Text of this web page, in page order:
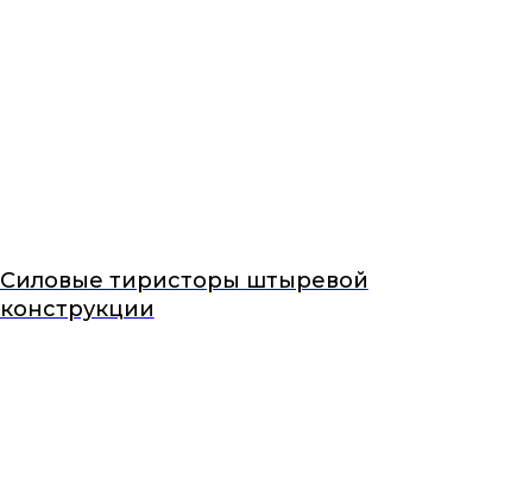
Силовые тиристоры штыревой
конструкции